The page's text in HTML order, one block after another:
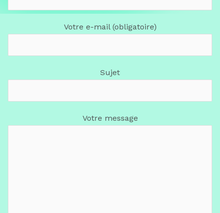
Votre e-mail (obligatoire)
Sujet
Votre message